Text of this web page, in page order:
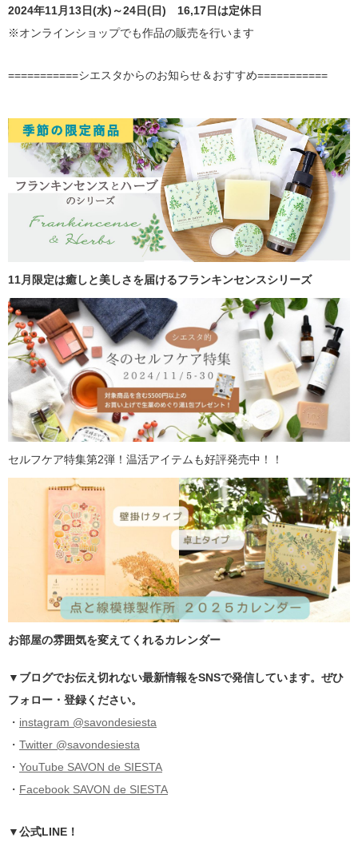
2024年11月13日(水)～24日(日) 16,17日は定休日
※オンラインショップでも作品の販売を行います
===========シエスタからのお知らせ＆おすすめ===========
11月限定は癒しと美しさを届けるフランキンセンスシリーズ
セルフケア特集第2弾！温活アイテムも好評発売中！！
お部屋の雰囲気を変えてくれるカレンダー
▼ブログでお伝え切れない最新情報をSNSで発信しています。ぜひ
フォロー・登録ください。
・ instagram @savondesiesta
・ Twitter @savondesiesta
・ YouTube SAVON de SIESTA
・ Facebook SAVON de SIESTA
▼公式LINE！